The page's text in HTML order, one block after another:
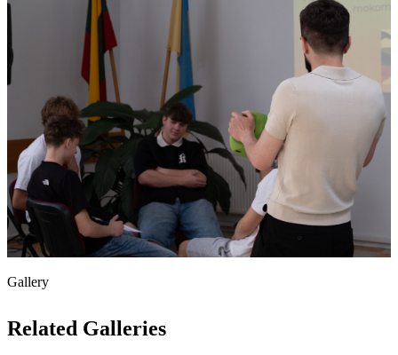
Gallery
Related Galleries